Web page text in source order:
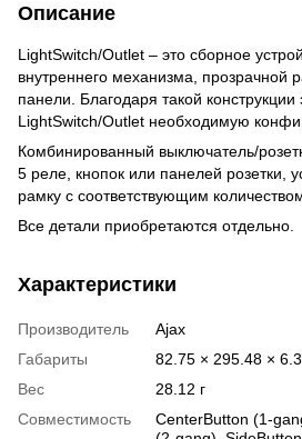
Описание
LightSwitch/Outlet – это сборное
внутреннего механизма, прозрачной
панели. Благодаря такой конструкции
LightSwitch/Outlet необходимую
Комбинированный выключатель/
5 реле, кнопок или панелей розетки,
рамку с соответствующим
Все детали приобретаются отдельно.
Характеристики
Производитель
Ajax
Габариты
82.75 × 295.48 ×
Вес
28.12 г
Совместимость
CenterButton (1-